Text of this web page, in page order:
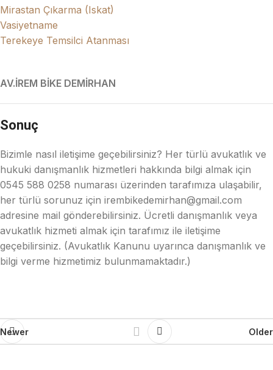
Mirastan Çıkarma (Iskat)
Vasiyetname
Terekeye Temsilci Atanması
AV.İREM BİKE DEMİRHAN
Sonuç
Bizimle nasıl iletişime geçebilirsiniz? Her türlü avukatlık ve
hukuki danışmanlık hizmetleri hakkında bilgi almak için
0545 588 0258 numarası üzerinden tarafımıza ulaşabilir,
her türlü sorunuz için irembikedemirhan@gmail.com
adresine mail gönderebilirsiniz. Ücretli danışmanlık veya
avukatlık hizmeti almak için tarafımız ile iletişime
geçebilirsiniz. (Avukatlık Kanunu uyarınca danışmanlık ve
bilgi verme hizmetimiz bulunmamaktadır.)
Newer Older